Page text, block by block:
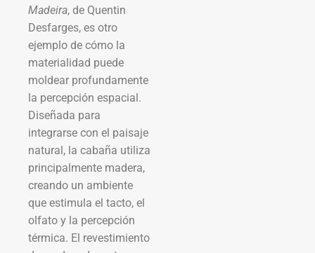
Madeira, de Quentin
Desfarges, es otro
ejemplo de cómo la
materialidad puede
moldear profundamente
la percepción espacial.
Diseñada para
integrarse con el paisaje
natural, la cabaña utiliza
principalmente madera,
creando un ambiente
que estimula el tacto, el
olfato y la percepción
térmica. El revestimiento